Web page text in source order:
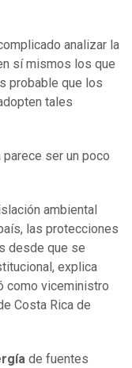
analizar la
sí mismos los que
probable que los
tales
parece ser un poco
ambiental
las protecciones
desde que se
explica
como viceministro
Costa Rica de
de fuentes